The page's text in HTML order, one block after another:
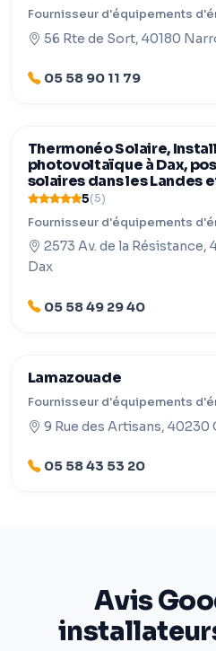
Fournisseur d'équipements
56 Rte de Sort, 40180
05 58 90 11 79
Thermonéo Solaire,
photovoltaïque à Dax,
solaires dans les Landes
5(5)
Fournisseur d'équipements
2573 Av. de la
Dax
05 58 49 29 40
Lamazouade
Fournisseur d'équipements
9 Rue des Artisans, 40230
05 58 43 53 20
Avis